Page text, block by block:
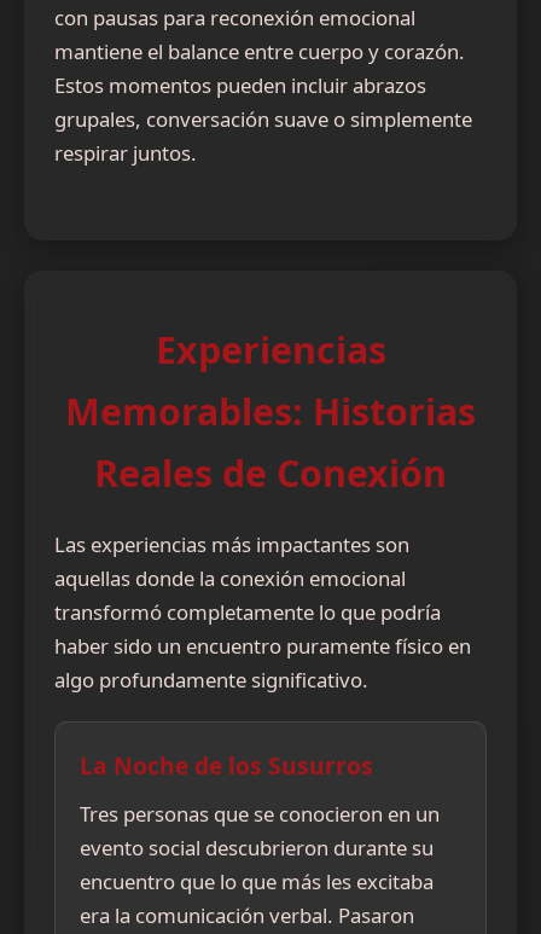
con pausas para reconexión emocional
mantiene el balance entre cuerpo y corazón.
Estos momentos pueden incluir abrazos
grupales, conversación suave o simplemente
respirar juntos.
Experiencias
Memorables: Historias
Reales de Conexión
Las experiencias más impactantes son
aquellas donde la conexión emocional
transformó completamente lo que podría
haber sido un encuentro puramente físico en
algo profundamente significativo.
La Noche de los Susurros
Tres personas que se conocieron en un
evento social descubrieron durante su
encuentro que lo que más les excitaba
era la comunicación verbal. Pasaron